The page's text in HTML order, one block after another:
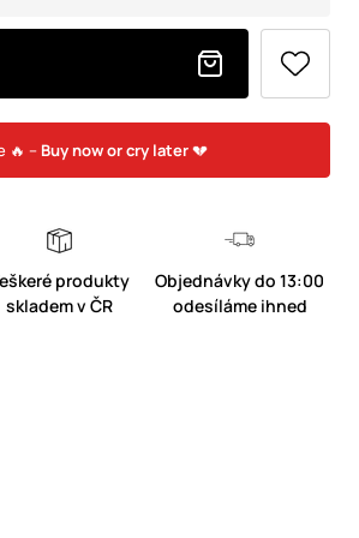
🔥 – Buy now or cry later💔
produkty
skladem v ČR
Objednávky do 13:00
odesíláme ihned